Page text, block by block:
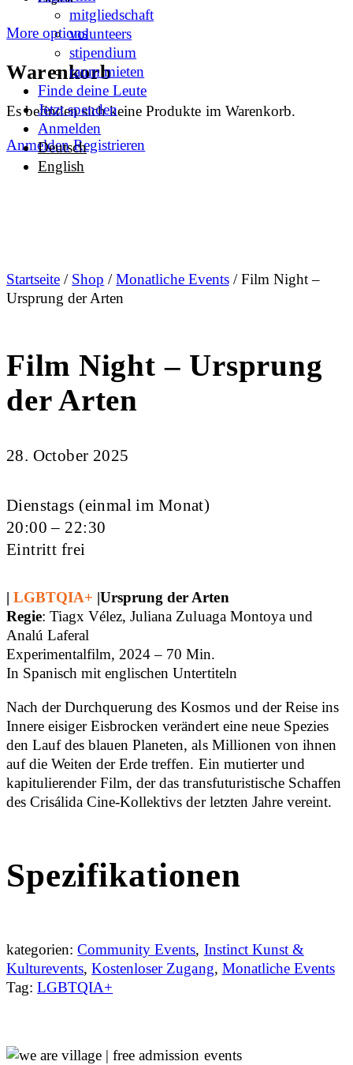
More options
Warenkorb
Es befinden sich keine Produkte im Warenkorb.
Anmelden Registrieren
mitgliedschaft
volunteers
stipendium
raum mieten
Finde deine Leute
Jetzt spenden
Anmelden
Deutsch
English
Startseite / Shop /Monatliche Events/ Film Night –
Ursprung der Arten
Film Night – Ursprung
der Arten
28. October 2025
Dienstags (einmal im Monat)
20:00 – 22:30
Eintritt frei
|LGBTQIA+ |Ursprung der Arten
Regie: Tiagx Vélez, Juliana Zuluaga Montoya und
Analú Laferal
Experimentalfilm, 2024 – 70 Min.
In Spanisch mit englischen Untertiteln
Nach der Durchquerung des Kosmos und der Reise ins
Innere eisiger Eisbrocken verändert eine neue Spezies
den Lauf des blauen Planeten, als Millionen von ihnen
auf die Weiten der Erde treffen. Ein mutierter und
kapitulierender Film, der das transfuturistische Schaffen
des Crisálida Cine-Kollektivs der letzten Jahre vereint.
Spezifikationen
kategorien: Community Events, Instinct Kunst &
Kulturevents,Kostenloser Zugang, Monatliche Events
Tag: LGBTQIA+